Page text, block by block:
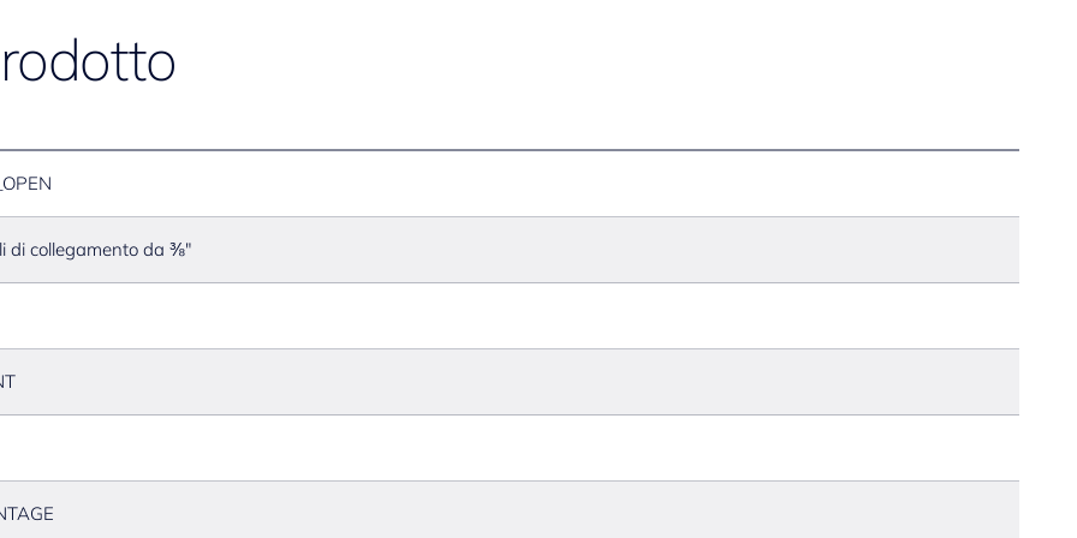
di collegamento da ⅜"